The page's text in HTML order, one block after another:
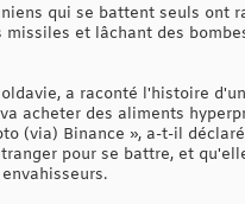
qui se battent seuls ont
et lâchant des
a raconté l'histoire
acheter des aliments
(via) Binance », a-t-il
pour se battre, et